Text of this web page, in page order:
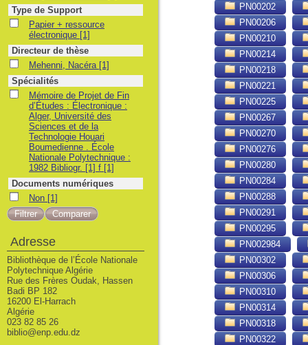
PN00202
PN00206
PN00210
PN00214
PN00218
PN00221
PN00225
PN00267
PN00270
PN00276
PN00280
PN00284
PN00288
PN00291
PN00295
PN002984
PN00302
PN00306
PN00310
PN00314
PN00318
PN00322
Type de Support
Papier + ressource électronique
Papier + ressource
électronique [1]
Directeur de thèse
Mehenni, Nacéra
Mehenni, Nacéra [1]
Spécialités
Mémoire de Projet de Fin d’Études : Électronique : Alger, Université des
Mémoire de Projet de Fin
d’Études : Électronique :
Alger, Université des
Sciences et de la
Technologie Houari
Boumedienne . École
Nationale Polytechnique :
1982 Bibliogr. [1] f [1]
Documents numériques
Non
Non [1]
Adresse
Bibliothèque de l’École Nationale
Polytechnique Algérie
Rue des Frères Oudak, Hassen
Badi BP 182
16200 El-Harrach
Algérie
023 82 85 26
biblio@enp.edu.dz